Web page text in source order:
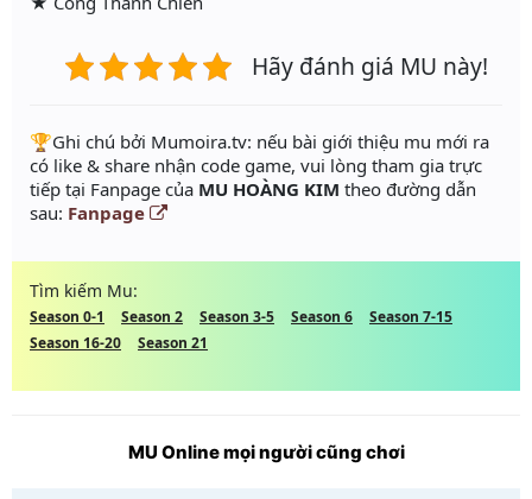
Hãy đánh giá MU này!
️🏆Ghi chú bởi Mumoira.tv: nếu bài giới thiệu mu mới ra
có like & share nhận code game, vui lòng tham gia trực
tiếp tại Fanpage của MU HOÀNG KIM theo đường dẫn
sau: Fanpage
Tìm kiếm Mu:
Season 0-1 Season 2 Season 3-5 Season 6
Season 7-15
Season 16-20
Season 21
MU Online mọi người cũng chơi